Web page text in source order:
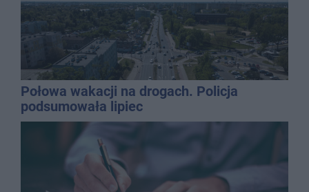
Połowa wakacji na drogach. Policja
podsumowała lipiec